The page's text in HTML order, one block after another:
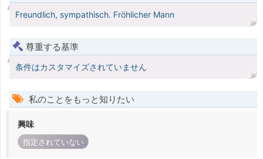
Freundlich, sympathisch. Fröhlicher Mann
尊重する基準
条件はカスタマイズされていません
私のことをもっと知りたい
興味
指定されていない